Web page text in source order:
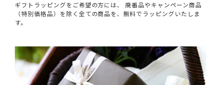
ギフトラッピングをご希望の方には、 廃番品やキャンペーン商品
（特別価格品）を除く全ての商品を、無料でラッピングいたしま
す。